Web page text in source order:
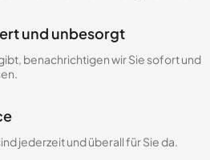
und unbesorgt
benachrichtigen wir Sie sofort und
jederzeit und überall für Sie da.